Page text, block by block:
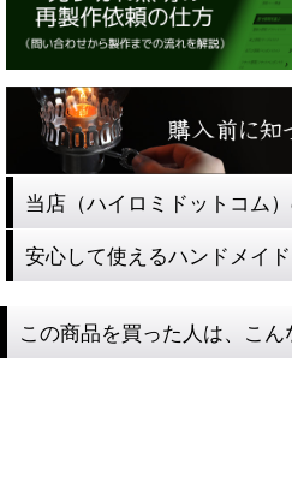
当店（ハイロミドットコム
安心して使えるハンドメイ
この商品を買った人は、こ